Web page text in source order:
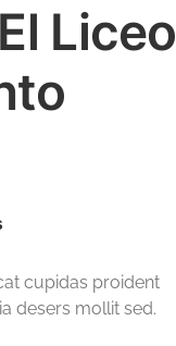
Liceo
cupidas proident
desers mollit sed.